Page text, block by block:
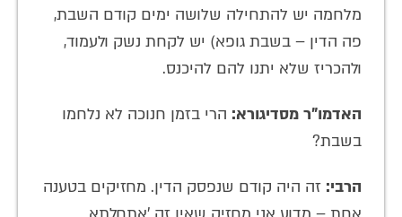
מלחמה יש להתחילה שלושה ימים קודם השבת,
פה הדין – בשבת גופא) יש לקחת נשק ולעמוד,
ולהכריז שלא יתנו להם להיכנס.
האדמו"ר מסדיגורא: הרי בזמן חנוכה לא נלחמו
בשבת?
הרבי: זה היה קודם שנפסק הדין. מחזיקים בטענה